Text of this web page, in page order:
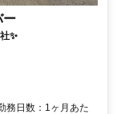
ー
✨
務日数：1ヶ月あた